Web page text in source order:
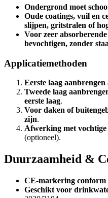
Ondergrond moet
Oude coatings, vuil en
slijpen, gritstralen of
Voor zeer
bevochtigen, zonder
Applicatiemethoden
Eerste laag
Tweede laag
eerste laag.
Voor daken of
zijn.
Afwerking met
(optioneel).
Duurzaamheid &
CE-markering conform
Geschikt voor